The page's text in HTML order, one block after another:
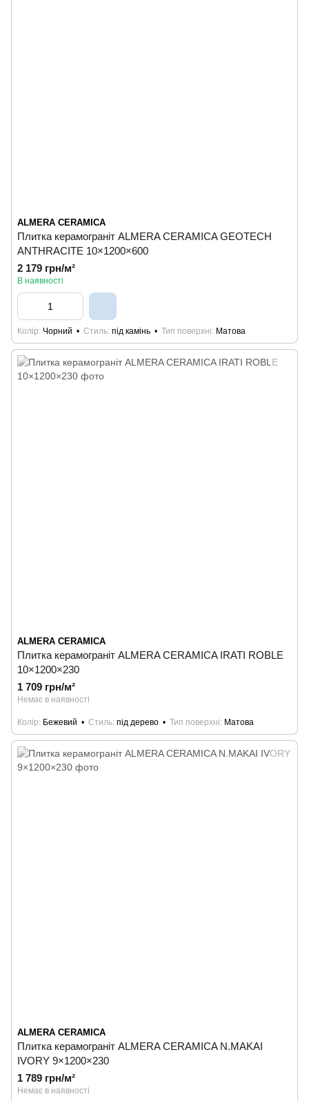
ALMERA CERAMICA
Плитка керамограніт ALMERA CERAMICA GEOTECH
ANTHRACITE 10×1200×600
2 179 грн/м²
В наявності
Колір Чорний Стиль під камінь Тип поверхні Матова
ALMERA CERAMICA
Плитка керамограніт ALMERA CERAMICA IRATI ROBLE
10×1200×230
1 709 грн/м²
Немає в наявності
Колір Бежевий Стиль під дерево Тип поверхні Матова
ALMERA CERAMICA
Плитка керамограніт ALMERA CERAMICA N.MAKAI
IVORY 9×1200×230
1 789 грн/м²
Немає в наявності